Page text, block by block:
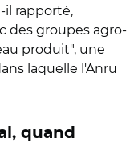
il rapporté,
des groupes agro-
produit", une
laquelle l'Anru
quand